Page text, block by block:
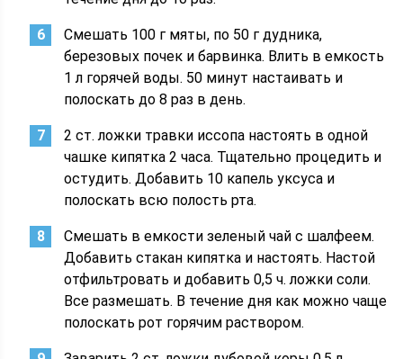
Смешать 100 г мяты, по 50 г дудника,
березовых почек и барвинка. Влить в емкость
1 л горячей воды. 50 минут настаивать и
полоскать до 8 раз в день.
2 ст. ложки травки иссопа настоять в одной
чашке кипятка 2 часа. Тщательно процедить и
остудить. Добавить 10 капель уксуса и
полоскать всю полость рта.
Смешать в емкости зеленый чай с шалфеем.
Добавить стакан кипятка и настоять. Настой
отфильтровать и добавить 0,5 ч. ложки соли.
Все размешать. В течение дня как можно чаще
полоскать рот горячим раствором.